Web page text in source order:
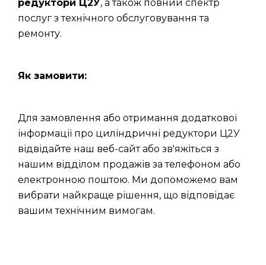
редуктори Ц2У, а також повний спектр
послуг з технічного обслуговування та
ремонту.
Як замовити:
Для замовлення або отримання додаткової
інформації про циліндричні редуктори Ц2У
відвідайте наш веб-сайт або зв'яжіться з
нашим відділом продажів за телефоном або
електронною поштою. Ми допоможемо вам
вибрати найкраще рішення, що відповідає
вашим технічним вимогам.